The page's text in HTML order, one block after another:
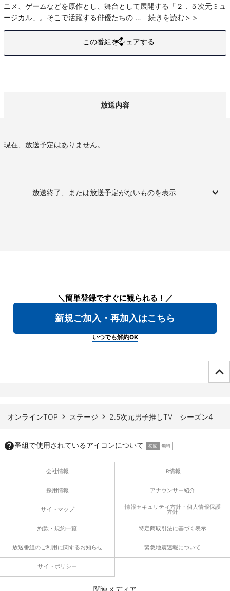
ニメ、ゲームなどを原作とし、舞台として展開する「２．５次元ミュ
ージカル」。そこで活躍する俳優たちの
続きを読む
この番組をシェアする
放送内容
現在、放送予定はありません。
放送終了、または放送予定がないものを表示
＼簡単登録ですぐに観られる！／
新規ご加入・再加入はこちら
いつでも解約OK
オンラインTOP ステージ 2.5次元男子推しTV シーズン4
番組で使用されているアイコンについて
会社情報 IR情報
採用情報 アナウンサー紹介
サイトマップ 情報セキュリティ方針・個人情報保護
方針
約款・規約一覧 特定商取引法に基づく表示
放送番組のご利用に関するお知らせ 緊急地震速報について
サイトポリシー
関連メディア